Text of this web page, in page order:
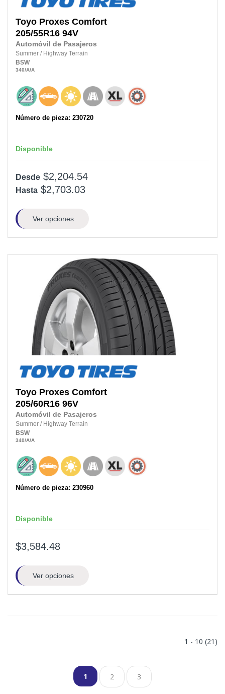
Toyo Proxes Comfort
205/55R16 94V
Automóvil de Pasajeros
Summer / Highway Terrain
BSW
340/A/A
Número de pieza: 230720
Disponible
Desde $2,204.54
Hasta $2,703.03
Ver opciones
Toyo Proxes Comfort
205/60R16 96V
Automóvil de Pasajeros
Summer / Highway Terrain
BSW
340/A/A
Número de pieza: 230960
Disponible
$3,584.48
Ver opciones
1 - 10 (21)
1 2 3